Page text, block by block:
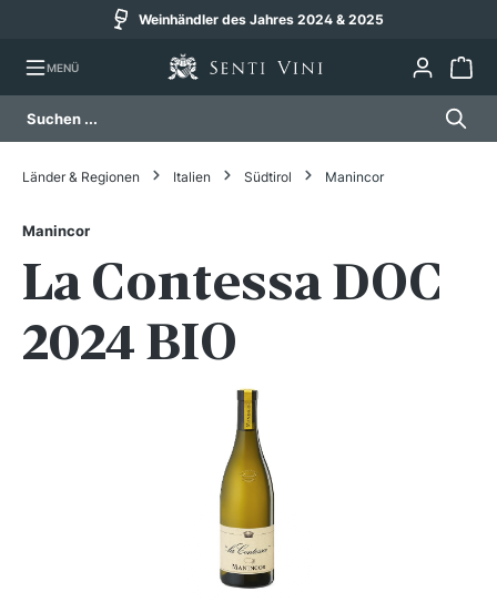
Weinhändler des Jahres 2024 & 2025
MENÜ
Bildergalerie überspringen
Länder & Regionen Italien Südtirol Manincor
Manincor
La Contessa DOC
2024 BIO